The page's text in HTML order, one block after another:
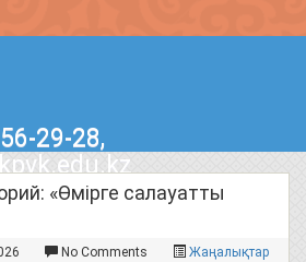
29-28,
Кобыланды
«Өмірге салауатты
No Comments Жаңалықтар